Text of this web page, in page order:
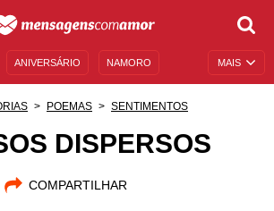
MAIS
ANIVERSÁRIO NAMORO
POEMAS SENTIMENTOS
DISPERSOS
COMPARTILHAR